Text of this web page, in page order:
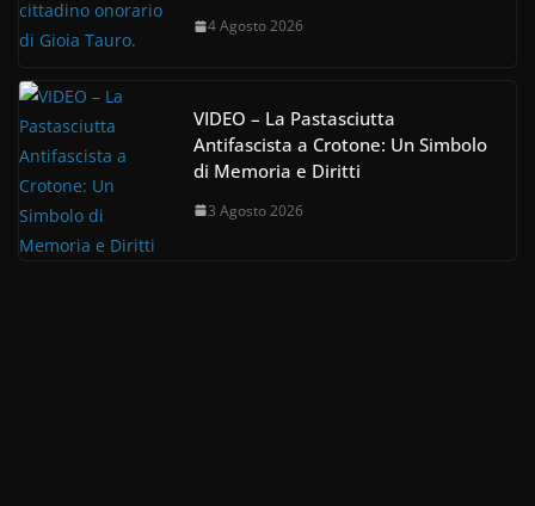
4 Agosto 2026
VIDEO – La Pastasciutta
Antifascista a Crotone: Un Simbolo
di Memoria e Diritti
3 Agosto 2026